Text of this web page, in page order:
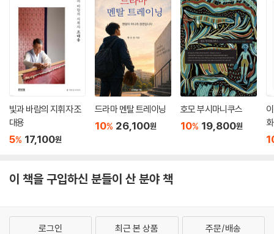
빛과 바람의 지휘자 조
대용
5% 17,100원
드라마 멘탈 트레이닝
10% 26,100원
호모 부시마니쿠스
10% 19,800원
화
이 책을 구입하신 분들이 산 분야 책
로그인 최근 본 상품 주문/배송